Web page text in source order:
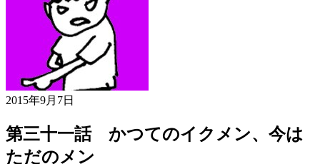
2015年9月7日
第三十一話 かつてのイクメン、今は
ただのメン